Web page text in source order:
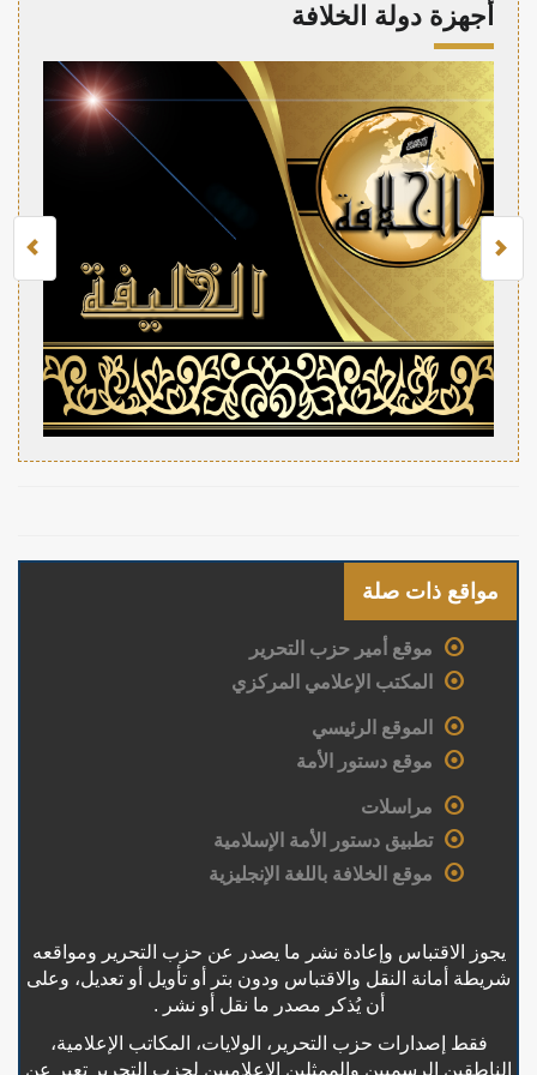
أجهزة دولة الخلافة
مواقع ذات صلة
موقع أمير حزب التحرير
المكتب الإعلامي المركزي
الموقع الرئيسي
موقع دستور الأمة
مراسلات
تطبيق دستور الأمة الإسلامية
موقع الخلافة باللغة الإنجليزية
يجوز الاقتباس وإعادة نشر ما يصدر عن حزب التحرير ومواقعه
شريطة أمانة النقل والاقتباس ودون بتر أو تأويل أو تعديل، وعلى
أن يُذكر مصدر ما نقل أو نشر .
فقط إصدارات حزب التحرير، الولايات، المكاتب الإعلامية،
الناطقين الرسميين والممثلين الإعلاميين لحزب التحرير تعبر عن